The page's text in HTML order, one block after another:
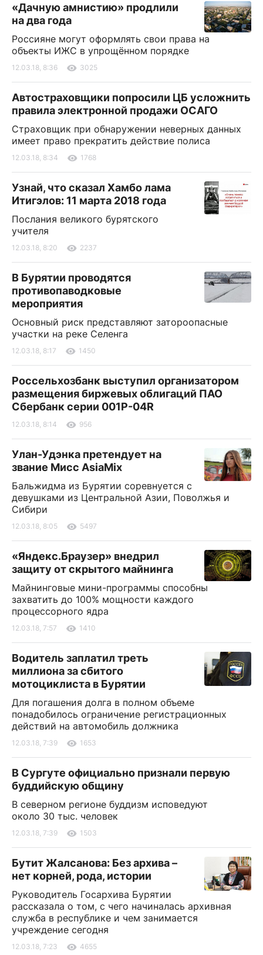
«Дачную амнистию» продлили
на два года
Россияне могут оформлять свои права на
объекты ИЖС в упрощённом порядке
12.03.18, 8:36 3025
Автостраховщики попросили ЦБ усложнить
правила электронной продажи ОСАГО
Страховщик при обнаружении неверных данных
имеет право прекратить действие полиса
12.03.18, 8:34 1768
Узнай, что сказал Хамбо лама
Итигэлов: 11 марта 2018 года
Послания великого бурятского
учителя
12.03.18, 8:20 2237
В Бурятии проводятся
противопаводковые
мероприятия
Основный риск представляют затороопасные
участки на реке Селенга
12.03.18, 8:17 1450
Россельхозбанк выступил организатором
размещения биржевых облигаций ПАО
Сбербанк серии 001Р-04R
12.03.18, 8:14 956
Улан-Удэнка претендует на
звание Мисс AsiaMix
Бальжидма из Бурятии соревнуется с
девушками из Центральной Азии, Поволжья и
Сибири
12.03.18, 8:05 5497
«Яндекс.Браузер» внедрил
защиту от скрытого майнинга
Майнинговые мини-программы способны
захватить до 100% мощности каждого
процессорного ядра
12.03.18, 7:57 1410
Водитель заплатил треть
миллиона за сбитого
мотоциклиста в Бурятии
Для погашения долга в полном объеме
понадобилось ограничение регистрационных
действий на автомобиль должника
12.03.18, 7:39 1653
В Сургуте официально признали первую
буддийскую общину
В северном регионе буддизм исповедуют
около 30 тыс. человек
12.03.18, 7:39 1503
Бутит Жалсанова: Без архива –
нет корней, рода, истории
Руководитель Госархива Бурятии
рассказала о том, с чего начиналась архивная
служба в республике и чем занимается
учреждение сегодня
12.03.18, 7:23 4655